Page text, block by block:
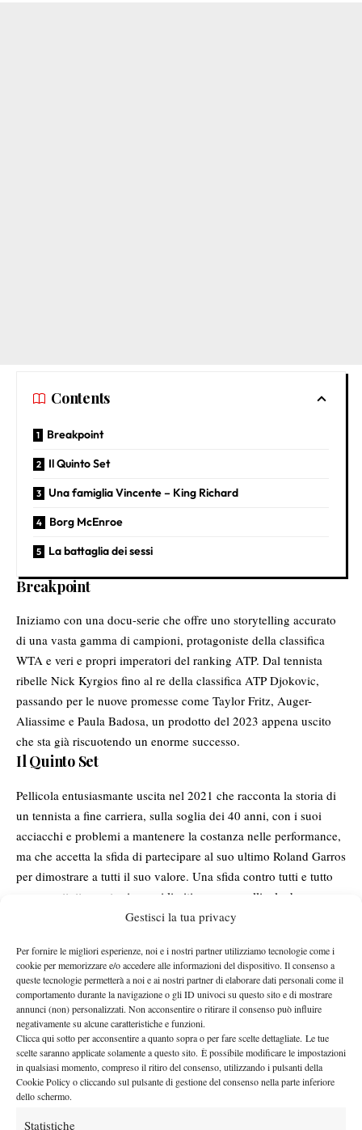
Gestisci la tua privacy
Per fornire le migliori esperienze, noi e i nostri partner utilizziamo tecnologie come i
cookie per memorizzare e/o accedere alle informazioni del dispositivo. Il consenso a
queste tecnologie permetterà a noi e ai nostri partner di elaborare dati personali come il
comportamento durante la navigazione o gli ID univoci su questo sito e di mostrare
annunci (non) personalizzati. Non acconsentire o ritirare il consenso può influire
negativamente su alcune caratteristiche e funzioni.
Clicca qui sotto per acconsentire a quanto sopra o per fare scelte dettagliate. Le tue
scelte saranno applicate solamente a questo sito. È possibile modificare le impostazioni
in qualsiasi momento, compreso il ritiro del consenso, utilizzando i pulsanti della
Cookie Policy o cliccando sul pulsante di gestione del consenso nella parte inferiore
dello schermo.
Statistiche
Contents
Breakpoint
Il Quinto Set
Una famiglia Vincente – King Richard
Borg McEnroe
La battaglia dei sessi
Breakpoint
Iniziamo con una docu-serie che offre uno storytelling accurato
di una vasta gamma di campioni, protagoniste della classifica
WTA e veri e propri imperatori del ranking ATP. Dal tennista
ribelle Nick Kyrgios fino al re della classifica ATP Djokovic,
passando per le nuove promesse come Taylor Fritz, Auger-
Aliassime e Paula Badosa, un prodotto del 2023 appena uscito
che sta già riscuotendo un enorme successo.
Il Quinto Set
Pellicola entusiasmante uscita nel 2021 che racconta la storia di
un tennista a fine carriera, sulla soglia dei 40 anni, con i suoi
acciacchi e problemi a mantenere la costanza nelle performance,
ma che accetta la sfida di partecipare al suo ultimo Roland Garros
per dimostrare a tutti il suo valore. Una sfida contro tutti e tutto
ma soprattutto contro i propri limiti, per una pellicola da non
perdere con Ana Girardot, Alex Lutz e Kristin Scott Thomas.
Pellicola del 2021 con un attore d’eccezione, meglio ancora,
eccezionale: Will Smith nei panni del padre di Serena e Venus